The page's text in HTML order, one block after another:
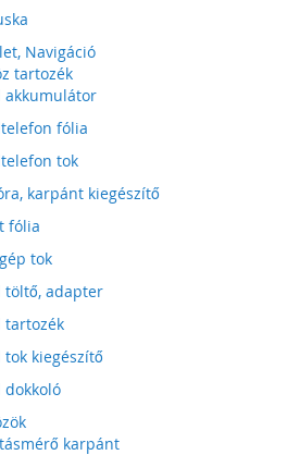
Navigáció
tartozék
akkumulátor
fólia
tok
karpánt kiegészítő
fólia
tok
töltő, adapter
tartozék
kiegészítő
dokkoló
karpánt